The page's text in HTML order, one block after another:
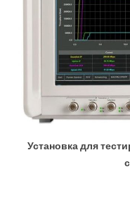
Установка для